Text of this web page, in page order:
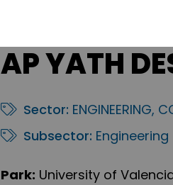
AP YATH
Sector: ENGINEERING,
Subsector: Engineering
Park: University of